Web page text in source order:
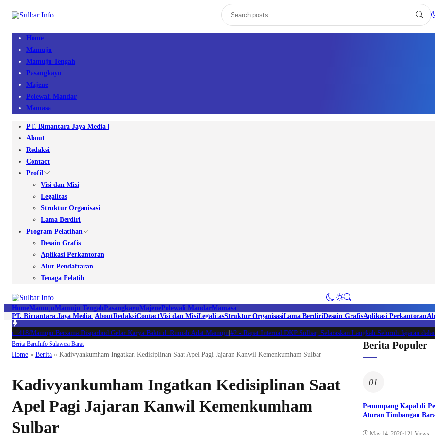
Home
Mamuju
Mamuju Tengah
Pasangkayu
Majene
Polewali Mandar
Mamasa
PT. Bimantara Jaya Media |
About
Redaksi
Contact
Profil
Visi dan Misi
Legalitas
Struktur Organisasi
Lama Berdiri
Program Pelatihan
Desain Grafis
Aplikasi Perkantoran
Alur Pendaftaran
Tenaga Pelatih
HomeMamujuMamuju TengahPasangkayuMajenePolewali MandarMamasa
PT. Bimantara Jaya Media | AboutRedaksiContactVisi dan MisiLegalitasStruktur OrganisasiLama BerdiriDesain GrafisAplikasi Perkantoran
Mamuju Bersama Disparbud Gelar Karya Bakti di Rumah Adat Mamuju|#2 -Rapat Internal DKP Sulbar, Selaraskan Langkah Seluruh Jajaran dalam
Berita BaruInfo Sulawesi Barat
Home » Berita » Kadivyankumham Ingatkan Kedisiplinan Saat Apel Pagi Jajaran Kanwil Kemenkumham Sulbar
Kadivyankumham Ingatkan Kedisiplinan Saat
Apel Pagi Jajaran Kanwil Kemenkumham
Sulbar
Berita Populer
01
Penumpang Kapal di
Aturan Timbangan
May 14, 2026•121 Views